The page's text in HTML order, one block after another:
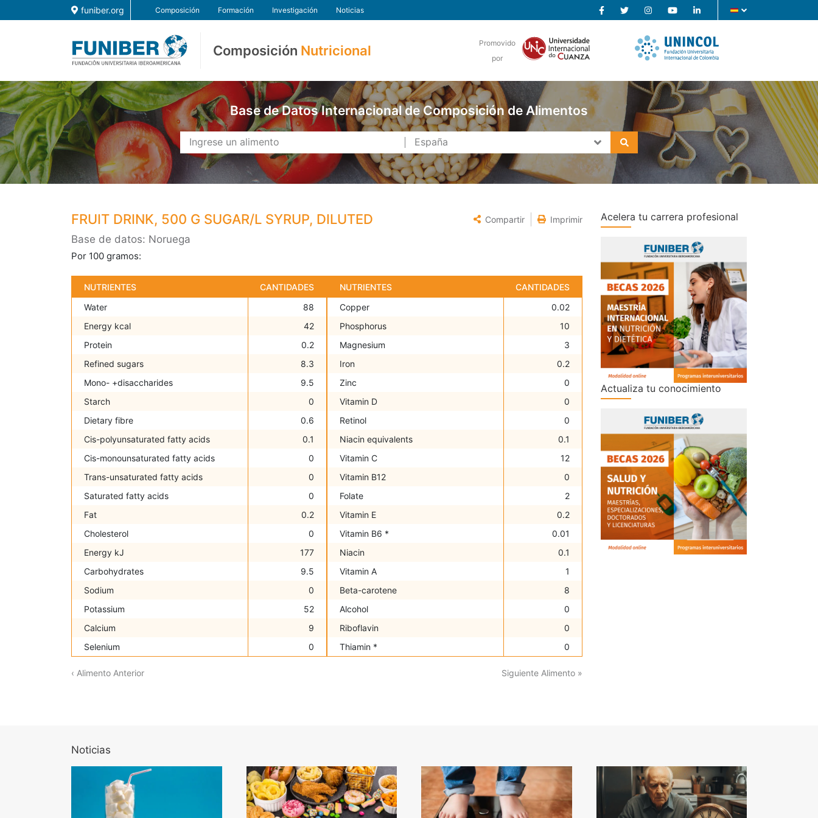
funiber.org Composición Formación Investigación Noticias
Composición Nutricional
Promovido
por
Base de Datos Internacional de Composición de Alimentos
FRUIT DRINK, 500 G SUGAR/L SYRUP, DILUTED Compartir Imprimir
Base de datos: Noruega
Por 100 gramos:
NUTRIENTES
CANTIDADES
Water
88
Energy kcal
42
Protein
0.2
Refined sugars
8.3
Mono- +disaccharides
9.5
Starch
0
Dietary fibre
0.6
Cis-polyunsaturated fatty acids
0.1
Cis-monounsaturated fatty acids
0
Trans-unsaturated fatty acids
0
Saturated fatty acids
0
Fat
0.2
Cholesterol
0
Energy kJ
177
Carbohydrates
9.5
Sodium
0
Potassium
52
Calcium
9
Selenium
0
NUTRIENTES
CANTIDADES
Copper
0.02
Phosphorus
10
Magnesium
3
Iron
0.2
Zinc
0
Vitamin D
0
Retinol
0
Niacin equivalents
0.1
Vitamin C
12
Vitamin B12
0
Folate
2
Vitamin E
0.2
Vitamin B6 *
0.01
Niacin
0.1
Vitamin A
1
Beta-carotene
8
Alcohol
0
Riboflavin
0
Thiamin *
0
‹ Alimento Anterior Siguiente Alimento »
Acelera tu carrera profesional
Actualiza tu conocimiento
Noticias